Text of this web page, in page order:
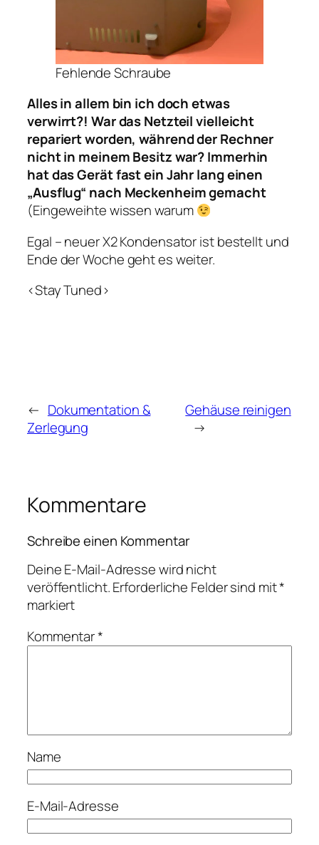
Fehlende Schraube
Alles in allem bin ich doch etwas
verwirrt?! War das Netzteil vielleicht
repariert worden, während der Rechner
nicht in meinem Besitz war? Immerhin
hat das Gerät fast ein Jahr lang einen
„Ausflug“ nach Meckenheim gemacht
(Eingeweihte wissen warum
Egal – neuer X2 Kondensator ist bestellt und
Ende der Woche geht es weiter.
<Stay Tuned>
← Dokumentation &
Zerlegung
Gehäuse reinigen
→
Kommentare
Schreibe einen Kommentar
Deine E-Mail-Adresse wird nicht
veröffentlicht.Erforderliche Felder sind mit*
markiert
Kommentar*
Name
E-Mail-Adresse